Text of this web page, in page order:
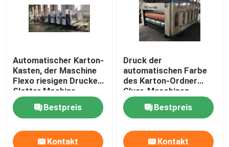
Automatischer Karton-
Kasten, der Maschine
Flexo riesigen Drucker
Slotter Machine
herstellt
Bestpreis
Kontakt
Druck der
automatischen Farbe
des Karton-Ordner
Gluer-Maschinen-
Tunnel-bohrwagendrei
Bestpreis
Kontakt